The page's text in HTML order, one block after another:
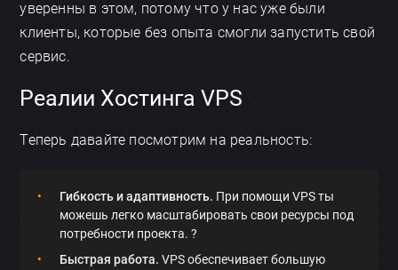
уверенны в этом, потому что у нас уже были
клиенты, которые без опыта смогли запустить свой
сервис.
Реалии Хостинга VPS
Теперь давайте посмотрим на реальность:
Гибкость и адаптивность. При помощи VPS ты
можешь легко масштабировать свои ресурсы под
потребности проекта. ?
Быстрая работа. VPS обеспечивает большую